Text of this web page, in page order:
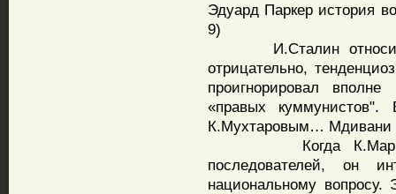
Эдуард Паркер история
9)
И.Сталин относился
отрицательно,
проигнорировал
«правых
К.Мухтаровым… Мдивани
Когда К.Маркс
последователей, он
национальному